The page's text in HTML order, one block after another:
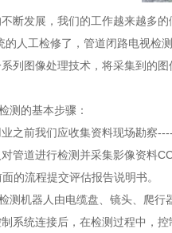
发展，我们的工作越来越多的
的人工检修了，管道闭路电视检
列图像处理技术，将采集到的
的基本步骤：
前我们应收集资料现场勘察
管道进行检测并采集影像资料
的流程提交评估报告说明书。
器人由电缆盘、镜头、爬行器
系统连接后，在检测过程中，